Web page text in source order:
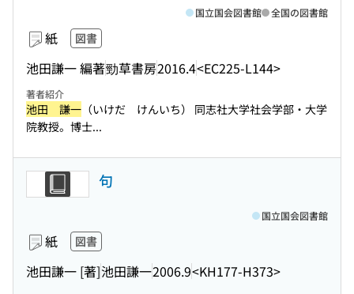
紙 図書
池田謙一 編著勁草書房2016.4<EC225-L144>
国立国会図書館 全国の図書館
著者紹介
池田 謙一 （いけだ けんいち） 同志社大学社会学部・大学
院教授。博士...
句
紙 図書
池田謙一 [著]池田謙一2006.9<KH177-H373>
国立国会図書館